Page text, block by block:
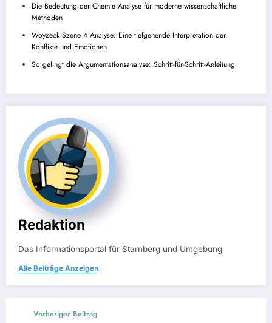
Die Bedeutung der Chemie Analyse für moderne wissenschaftliche
Methoden
Woyzeck Szene 4 Analyse: Eine tiefgehende Interpretation der
Konflikte und Emotionen
So gelingt die Argumentationsanalyse: Schritt-für-Schritt-Anleitung
Redaktion
Das Informationsportal für Starnberg und Umgebung
Alle Beiträge Anzeigen
Vorheriger Beitrag